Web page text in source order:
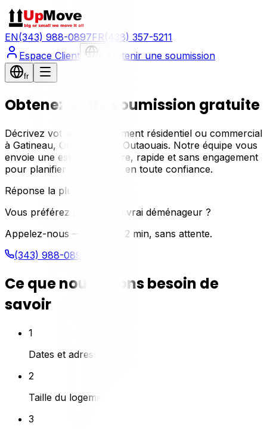
EN(343) 988-0897FR(438) 357-5211
Espace Client
Obtenir une soumission
fr
Obtenez votre soumission gratuite
Décrivez votre déménagement résidentiel ou commercial
à Gatineau, Ottawa ou en Outaouais. Notre équipe vous
envoie une estimation claire, rapide et sans engagement
pour planifier votre projet en toute confiance.
Réponse la plus rapide
Vous préférez parler à un vrai déménageur ?
Appelez-nous — devis en 2 min, sans attente.
(343) 988-0897
Ce que nous avons besoin de
savoir
1
Dates et adresses
2
Taille du logement / inventaire
3